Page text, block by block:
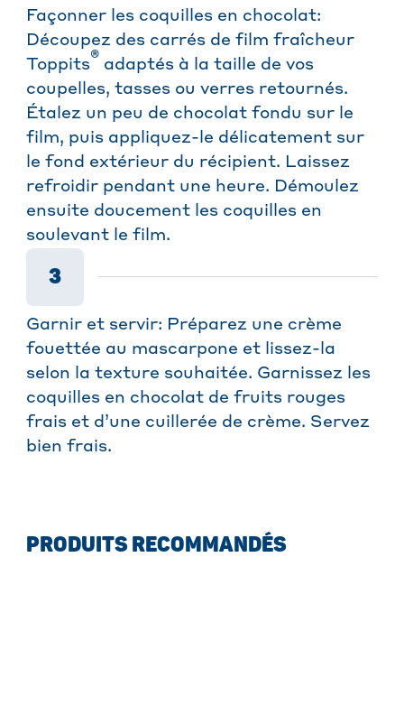
Façonner les coquilles en chocolat:
Découpez des carrés de film fraîcheur
Toppits® adaptés à la taille de vos
coupelles, tasses ou verres retournés.
Étalez un peu de chocolat fondu sur le
film, puis appliquez-le délicatement sur
le fond extérieur du récipient. Laissez
refroidir pendant une heure. Démoulez
ensuite doucement les coquilles en
soulevant le film.
3
Garnir et servir: Préparez une crème
fouettée au mascarpone et lissez-la
selon la texture souhaitée. Garnissez les
coquilles en chocolat de fruits rouges
frais et d’une cuillerée de crème. Servez
bien frais.
PRODUITS RECOMMANDÉS